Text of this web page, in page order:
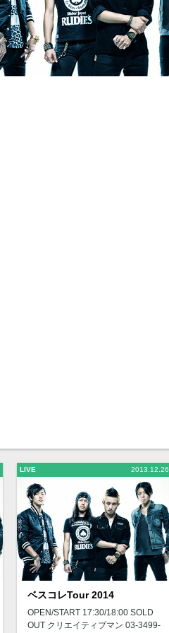
LIVE 2013.12.26
ベスコレTour 2014
OPEN/START 17:30/18:00 SOLD
OUT クリエイティブマン 03-3499-